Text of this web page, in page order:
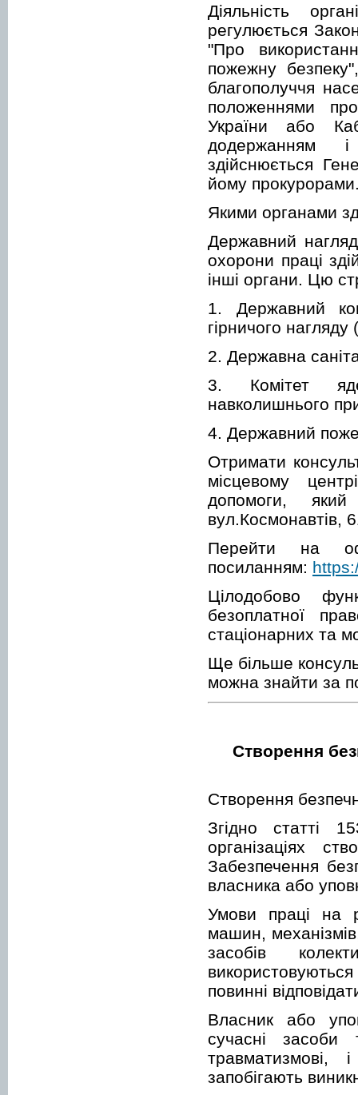
Діяльність
регулюється
"Про
пожежну
благополуччя
положеннями
України або
додержанням і
здійснюється
йому
Якими органами
Державний
охорони праці
інші органи. Цю
1. Державний
гірничого
2. Державна
3. Комітет
навколишнього
4. Державний
Отримати
місцевому
допомоги,
вул.Космонавтів,
Перейти на
посиланням:
Цілодобово
безоплатної
стаціонарних та
Ще більше
можна знайти за
Створення
Створення
Згідно статті
організаціях
Забезпечення
власника або
Умови праці на
машин,
засобів
повинні
Власник або
сучасні засоби
травматизмові,
запобігають